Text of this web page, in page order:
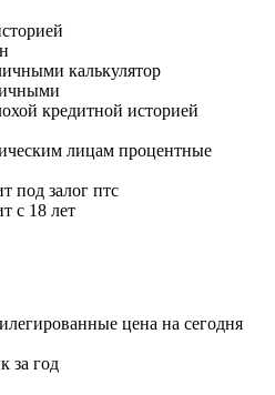
калькулятор
кредитной историей
лицам процентные
под залог птс
с 18 лет
цена на сегодня
за год